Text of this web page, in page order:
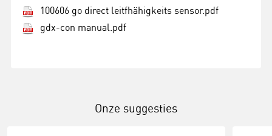
100606 go direct leitfhähigkeits sensor.pdf
gdx-con manual.pdf
Onze suggesties